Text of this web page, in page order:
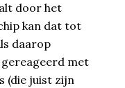
door het
kan dat tot
daarop
met
(die juist zijn